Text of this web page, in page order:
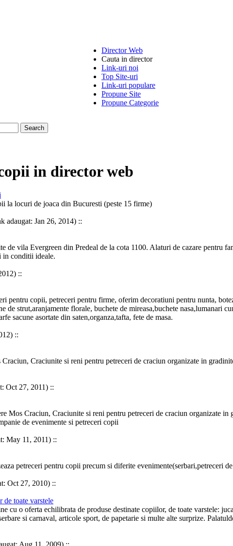
Director Web
Cauta in director
Link-uri noi
Top Site-uri
Link-uri populare
Propune Site
Propune Categorie
in director web
la locuri de joaca din Bucuresti (peste 15 firme)
adaugat: Jan 26, 2014) ::
de vila Evergreen din Predeal de la cota 1100. Alaturi de cazare pentru
in conditii ideale.
::
pentru copii, petreceri pentru firme, oferim decoratiuni pentru nunta,
de strut,aranjamente florale, buchete de mireasa,buchete nasa,lumanari
sacune asortate din saten,organza,tafta, fete de masa.
::
Craciunite si reni pentru petreceri de craciun organizate in
Oct 27, 2011) ::
Mos Craciun, Craciunite si reni pentru petreceri de craciun organizate in
de evenimente si petreceri copii
May 11, 2011) ::
petreceri pentru copii precum si diferite evenimente(serbari,petreceri
Oct 27, 2010) ::
de toate varstele
cu o oferta echilibrata de produse destinate copiilor, de toate varstele:
si carnaval, articole sport, de papetarie si multe alte surprize.